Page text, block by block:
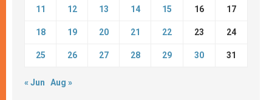
11 12 13 14 15 16 17
18 19 20 21 22 23 24
25 26 27 28 29 30 31
« Jun Aug »